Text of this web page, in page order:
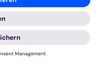
Alle akzeptieren
© fb kja dueren|eifel